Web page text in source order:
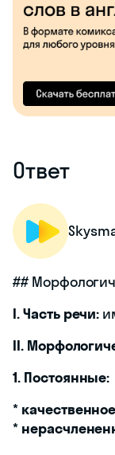
Ответ
##
I. Часть речи:
II.
1. Постоянные:
*
*